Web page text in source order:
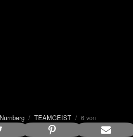
/ TEAMGEIST / 6 von
Bildunterschrift anzeigen